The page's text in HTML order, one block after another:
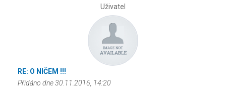
Uživatel
RE: O NIČEM !!!
Přidáno dne 30.11.2016, 14:20